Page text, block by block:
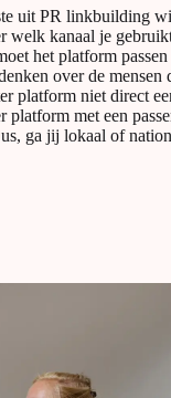
met één van je
hebben soms
om dit ook te
uit PR linkbuilding
welk kanaal je
het platform
over de mensen
platform niet direct
platform met een
ga jij lokaal of